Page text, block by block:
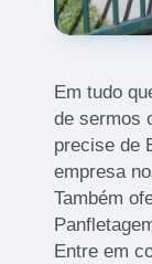
Em tudo
de sermos
precise de
empresa
Também
Entre em